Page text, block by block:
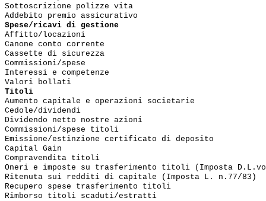
Sottoscrizione polizze vita
Addebito premio assicurativo
Spese/ricavi di gestione
Affitto/locazioni
Canone conto corrente
Cassette di sicurezza
Commissioni/spese
Interessi e competenze
Valori bollati
Titoli
Aumento capitale e operazioni societarie
Cedole/dividendi
Dividendo netto nostre azioni
Commissioni/spese titoli
Emissione/estinzione certificato di deposito
Capital Gain
Compravendita titoli
Oneri e imposte su trasferimento titoli (Imposta
Ritenuta sui redditi di capitale (Imposta L. n.77/83)
Recupero spese trasferimento titoli
Rimborso titoli scaduti/estratti